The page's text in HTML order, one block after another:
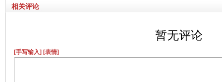
相关评论
暂无评论
[手写输入] [表情]